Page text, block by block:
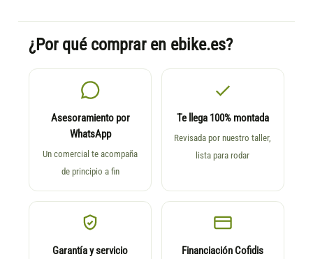
¿Por qué comprar en ebike.es?
Asesoramiento por
WhatsApp
Un comercial te acompaña
de principio a fin
Te llega 100% montada
Revisada por nuestro taller,
lista para rodar
Garantía y servicio Financiación Cofidis